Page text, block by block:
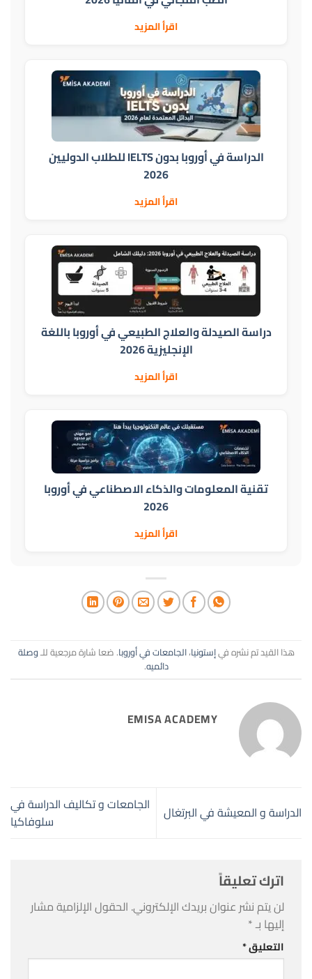
اقرأ المزيد
الدراسة في أوروبا بدون IELTS للطلاب الدوليين
2026
اقرأ المزيد
دراسة الصيدلة والعلاج الطبيعي في أوروبا باللغة
الإنجليزية 2026
اقرأ المزيد
تقنية المعلومات والذكاء الاصطناعي في أوروبا
2026
اقرأ المزيد
هذا القيد تم نشره فيإستونيا،الجامعات في أوروبا. ضعا شارة مرجعية للـوصلة
دائميه.
EMISA ACADEMY
الدراسة و المعيشة في البرتغال
الجامعات و تكاليف الدراسة في
سلوفاكيا
اترك تعليقاً
لن يتم نشر عنوان بريدك الإلكتروني. الحقول الإلزامية مشار
إليها بـ*
التعليق*